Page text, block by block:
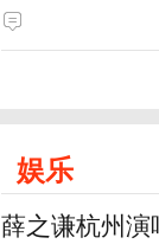
娱乐
薛之谦杭州